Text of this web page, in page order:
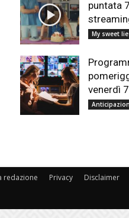
puntata
My sweet lie
venerdì
redazione Privacy Disclaimer